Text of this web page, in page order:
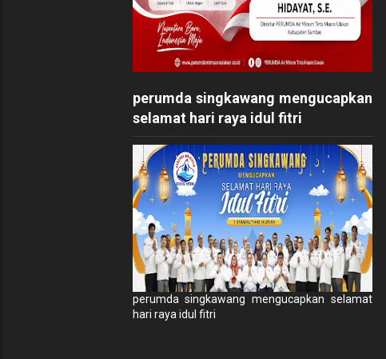
perumda singkawang mengucapkan
selamat hari raya idul fitri
perumda singkawang mengucapkan selamat
hari raya idul fitri